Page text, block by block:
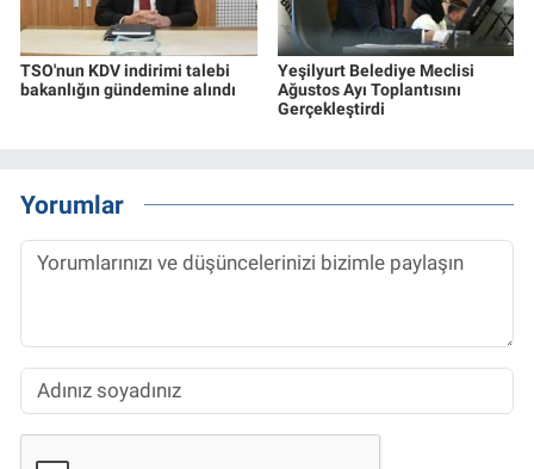
TSO'nun KDV indirimi talebi
bakanlığın gündemine alındı
Yeşilyurt Belediye Meclisi
Ağustos Ayı Toplantısını
Gerçekleştirdi
Yorumlar